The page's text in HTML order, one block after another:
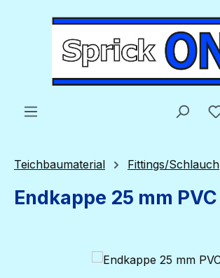
Zum Hauptinhalt springen
Teichbaumaterial Fittings/Schlauch
Endkappe 25 mm PVC
Bildergalerie überspringen